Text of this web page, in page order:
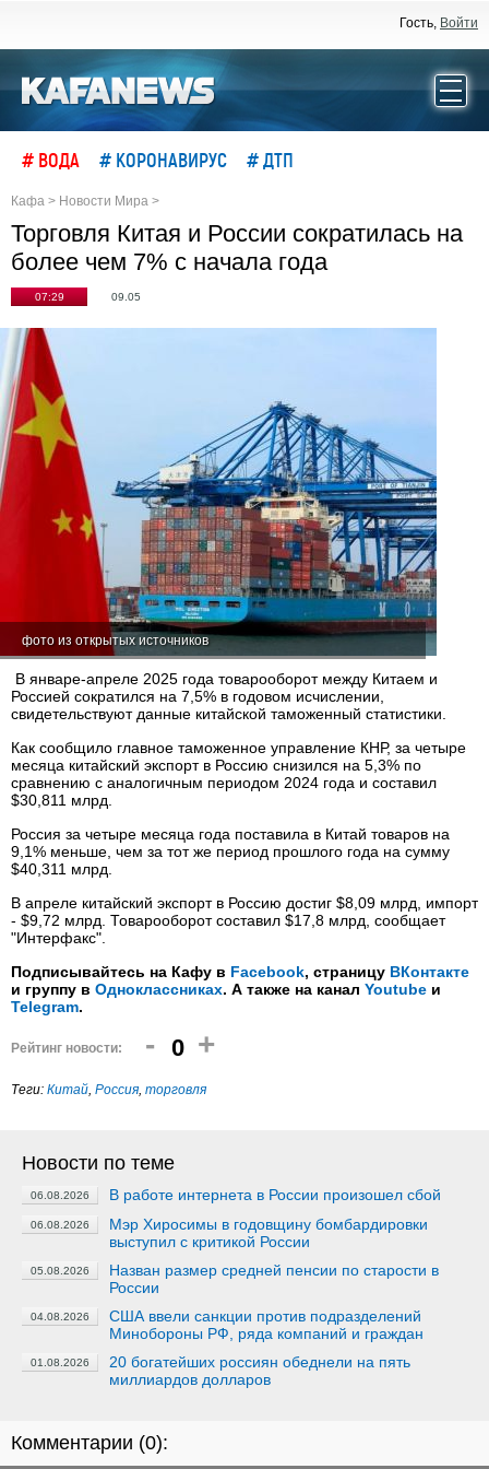
Гость, Войти
# ВОДА # КОРОНАВИРУС # ДТП
Кафа > Новости Мира >
Торговля Китая и России сократилась на
более чем 7% с начала года
07:29 09.05
фото из открытых источников
В январе-апреле 2025 года товарооборот между Китаем и
Россией сократился на 7,5% в годовом исчислении,
свидетельствуют данные китайской таможенный статистики.
Как сообщило главное таможенное управление КНР, за четыре
месяца китайский экспорт в Россию снизился на 5,3% по
сравнению с аналогичным периодом 2024 года и составил
$30,811 млрд.
Россия за четыре месяца года поставила в Китай товаров на
9,1% меньше, чем за тот же период прошлого года на сумму
$40,311 млрд.
В апреле китайский экспорт в Россию достиг $8,09 млрд, импорт
- $9,72 млрд. Товарооборот составил $17,8 млрд, сообщает
"Интерфакс".
Подписывайтесь на Кафу в Facebook, страницу ВКонтакте
и группу в Одноклассниках. А также на канал Youtube и
Telegram.
Рейтинг новости: - 0 +
Теги: Китай, Россия, торговля
Новости по теме
06.08.2026 В работе интернета в России произошел сбой
06.08.2026
Мэр Хиросимы в годовщину бомбардировки
выступил с критикой России
05.08.2026
Назван размер средней пенсии по старости в
России
04.08.2026
США ввели санкции против подразделений
Минобороны РФ, ряда компаний и граждан
01.08.2026
20 богатейших россиян обеднели на пять
миллиардов долларов
Комментарии (0):